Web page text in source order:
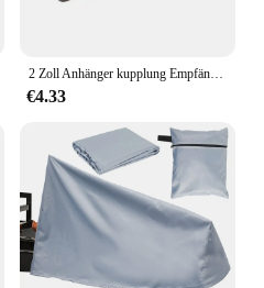
2 Zoll Anhänger kupplung Empfänger Abdeckung Stecker Gummi Abschlepp stopfen Rohr kappens chutz für Mercedes RAM
€4.33